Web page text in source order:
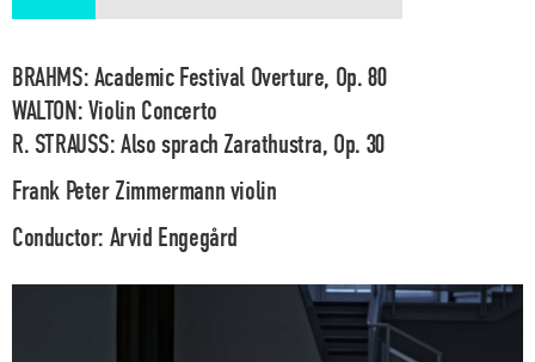
BRAHMS: Academic Festival Overture, Op. 80
WALTON: Violin Concerto
R. STRAUSS: Also sprach Zarathustra, Op. 30
Frank Peter Zimmermann violin
Conductor: Arvid Engegård